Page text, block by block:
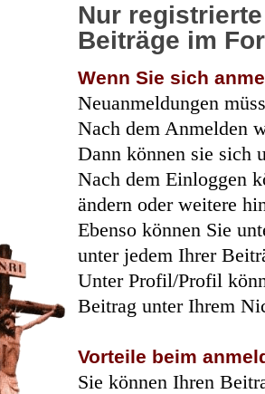
Nur
Beiträge im
Wenn Sie sich
Neuanmeldungen
Nach dem Anmelden
Dann können sie sich
Nach dem Einloggen
ändern oder weitere
Ebenso können Sie
unter jedem Ihrer
Unter Profil/Profil
Beitrag unter Ihrem
Vorteile beim
Sie können Ihren